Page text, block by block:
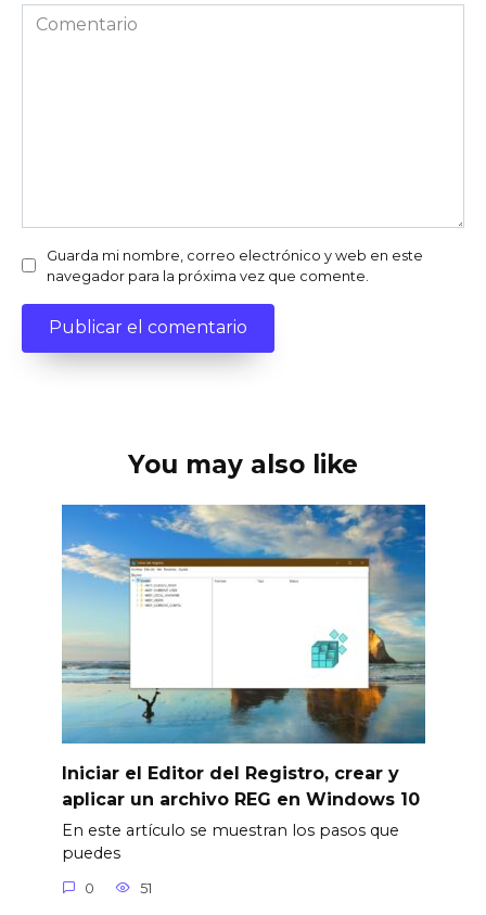
Comentario
Guarda mi nombre, correo electrónico y web en este
navegador para la próxima vez que comente.
You may also like
Iniciar el Editor del Registro, crear y
aplicar un archivo REG en Windows 10
En este artículo se muestran los pasos que
puedes
0 51